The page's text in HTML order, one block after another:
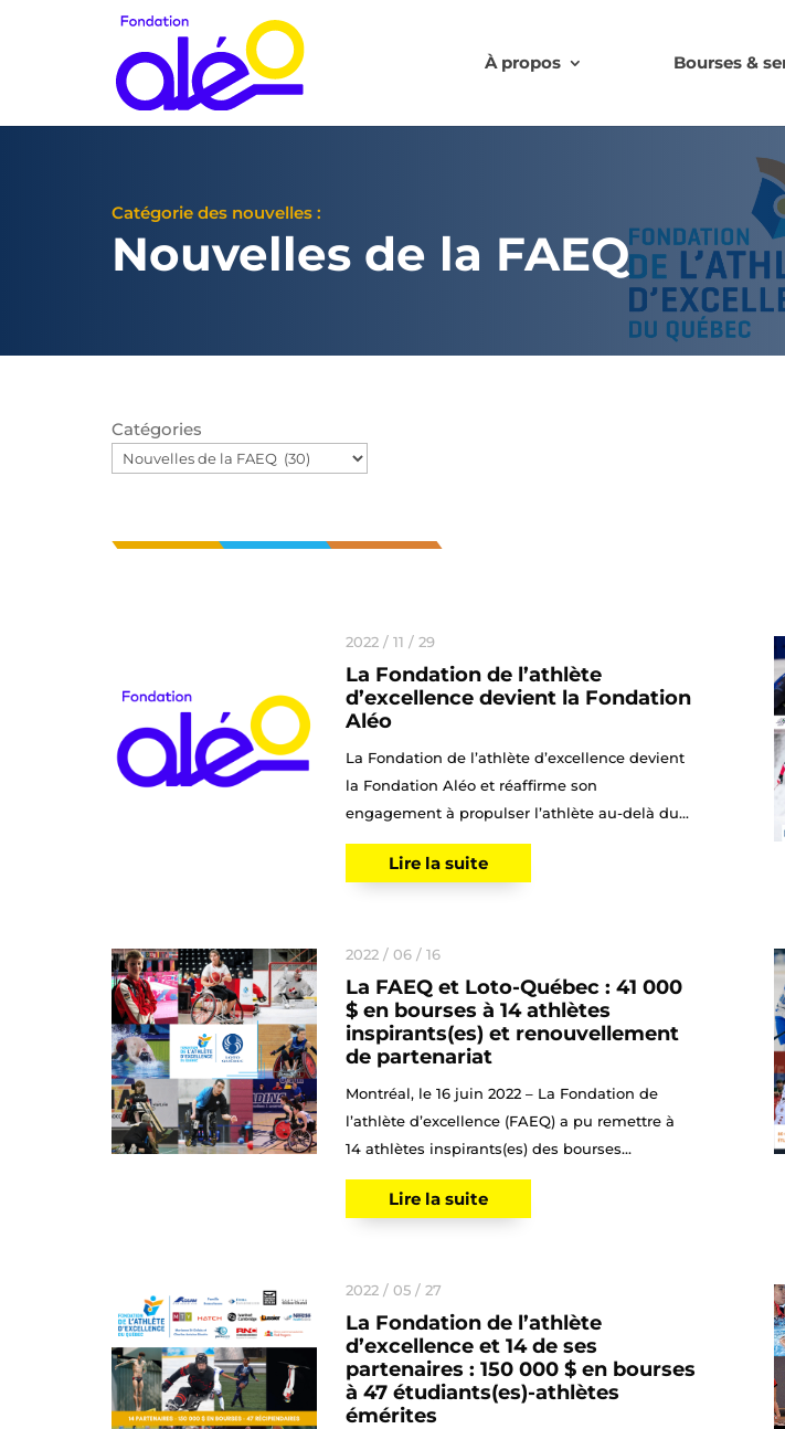
À propos Bourses &
Catégorie des nouvelles :
Nouvelles de la FAEQ
Catégories
La Fondation de l’athlète
d’excellence devient la Fondation
Aléo
2022 / 11 / 29
La Fondation de l’athlète d’excellence devient
la Fondation Aléo et réaffirme son
engagement à propulser l’athlète au-delà du...
Lire la suite
La FAEQ et Loto-Québec : 41 000
$ en bourses à 14 athlètes
inspirants(es) et renouvellement
de partenariat
2022 / 06 / 16
Montréal, le 16 juin 2022 – La Fondation de
l’athlète d’excellence (FAEQ) a pu remettre à
14 athlètes inspirants(es) des bourses...
Lire la suite
La Fondation de l’athlète
d’excellence et 14 de ses
partenaires : 150 000 $ en bourses
à 47 étudiants(es)-athlètes
émérites
2022 / 05 / 27